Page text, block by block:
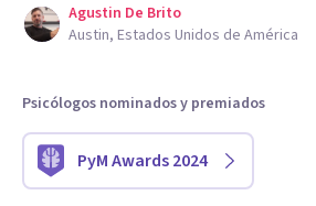
Agustin De Brito
Austin, Estados Unidos de América
Psicólogos nominados y premiados
PyM Awards 2024